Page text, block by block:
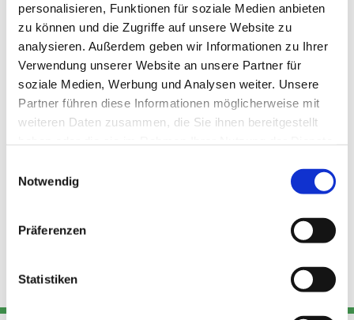
personalisieren, Funktionen für soziale Medien anbieten
zu können und die Zugriffe auf unsere Website zu
analysieren. Außerdem geben wir Informationen zu Ihrer
Verwendung unserer Website an unsere Partner für
soziale Medien, Werbung und Analysen weiter. Unsere
Partner führen diese Informationen möglicherweise mit
weiteren Daten zusammen, die Sie ihnen bereitgestellt
Notwendig
Präferenzen
Statistiken